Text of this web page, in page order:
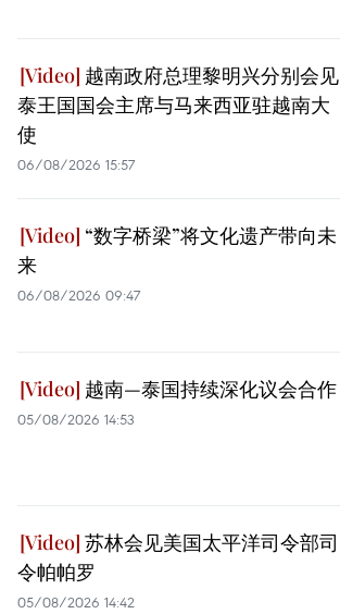
越南政府总理黎明兴分别会见
泰王国国会主席与马来西亚驻越南大
使
06/08/2026 15:57
“数字桥梁”将文化遗产带向未
来
06/08/2026 09:47
越南—泰国持续深化议会合作
05/08/2026 14:53
苏林会见美国太平洋司令部司
令帕帕罗
05/08/2026 14:42